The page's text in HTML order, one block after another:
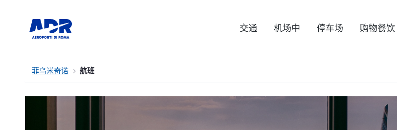
交通 机场中 停车场 购物餐饮
菲乌米奇诺 航班